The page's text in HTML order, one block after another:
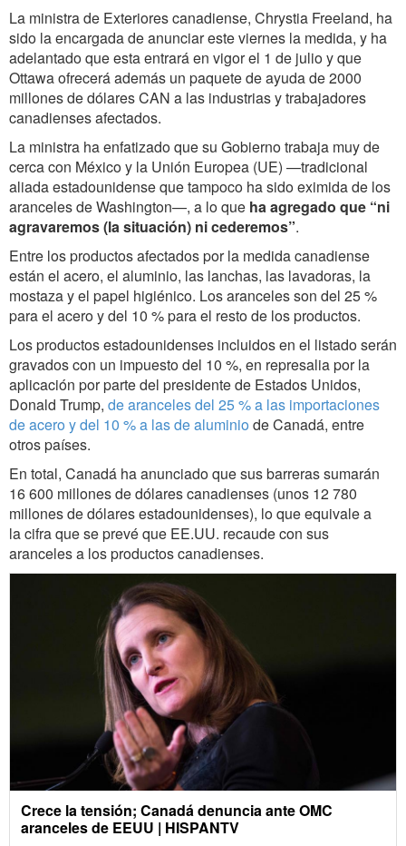
La ministra de Exteriores canadiense, Chrystia Freeland, ha
sido la encargada de anunciar este viernes la medida, y ha
adelantado que esta entrará en vigor el 1 de julio y que
Ottawa ofrecerá además un paquete de ayuda de 2000
millones de dólares CAN a las industrias y trabajadores
canadienses afectados.
La ministra ha enfatizado que su Gobierno trabaja muy de
cerca con México y la Unión Europea (UE) —tradicional
aliada estadounidense que tampoco ha sido eximida de los
aranceles de Washington—, a lo que ha agregado que “ni
agravaremos (la situación) ni cederemos”.
Entre los productos afectados por la medida canadiense
están el acero, el aluminio, las lanchas, las lavadoras, la
mostaza y el papel higiénico. Los aranceles son del 25 %
para el acero y del 10 % para el resto de los productos.
Los productos estadounidenses incluidos en el listado serán
gravados con un impuesto del 10 %, en represalia por la
aplicación por parte del presidente de Estados Unidos,
Donald Trump, de aranceles del 25 % a las importaciones
de acero y del 10 % a las de aluminio de Canadá, entre
otros países.
En total, Canadá ha anunciado que sus barreras sumarán
16 600 millones de dólares canadienses (unos 12 780
millones de dólares estadounidenses), lo que equivale a
la cifra que se prevé que EE.UU. recaude con sus
aranceles a los productos canadienses.
Crece la tensión; Canadá denuncia ante OMC
aranceles de EEUU | HISPANTV